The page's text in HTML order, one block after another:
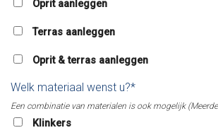
Oprit aanleggen
Terras aanleggen
Oprit & terras aanleggen
Welk materiaal wenst u?*
Een combinatie van materialen is ook mogelijk
Klinkers